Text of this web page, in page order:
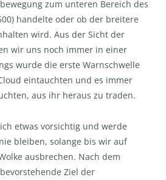
zum unteren Bereich des
handelte oder ob der breitere
wird. Aus der Sicht der
wir uns noch immer in einer
wurde die erste Warnschwelle
eintauchten und es immer
aus ihr heraus zu traden.
etwas vorsichtig und werde
bleiben, solange bis wir auf
ausbrechen. Nach dem
Ziel der